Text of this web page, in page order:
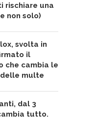
rischiare una
non solo)
svolta in
il
che cambia le
multe
dal 3
tutto.